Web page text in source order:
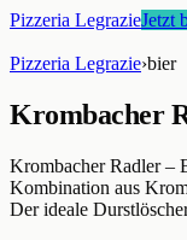
Pizzeria LegrazieJetzt
Pizzeria Legrazie›bier
Krombacher
Krombacher Radler –
Kombination aus
Der ideale